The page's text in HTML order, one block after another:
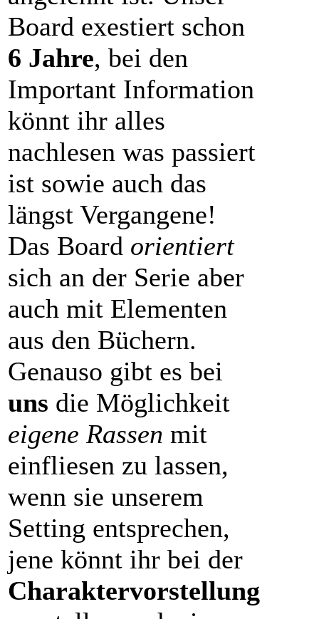
Board exestiert schon
6 Jahre, bei den
Important Information
könnt ihr alles
nachlesen was passiert
ist sowie auch das
längst Vergangene!
Das Board orientiert
sich an der Serie aber
auch mit Elementen
aus den Büchern.
Genauso gibt es bei
uns die Möglichkeit
eigene Rassen mit
einfliesen zu lassen,
wenn sie unserem
Setting entsprechen,
jene könnt ihr bei der
Charaktervorstellung